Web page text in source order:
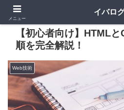
【初心者向け】HTML
順を完全解説！
Web技術
メニュー
イバロ